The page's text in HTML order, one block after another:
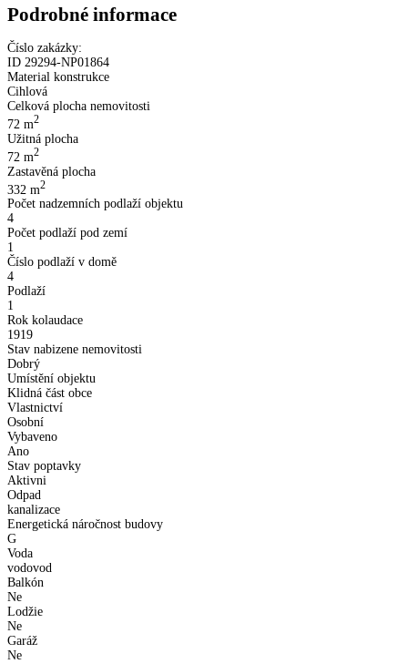
Podrobné informace
Číslo zakázky:
ID 29294-NP01864
Material konstrukce
Cihlová
Celková plocha nemovitosti
72 m2
Užitná plocha
72 m2
Zastavěná plocha
332 m2
Počet nadzemních podlaží objektu
4
Počet podlaží pod zemí
1
Číslo podlaží v domě
4
Podlaží
1
Rok kolaudace
1919
Stav nabizene nemovitosti
Dobrý
Umístění objektu
Klidná část obce
Vlastnictví
Osobní
Vybaveno
Ano
Stav poptavky
Aktivni
Odpad
kanalizace
Energetická náročnost budovy
G
Voda
vodovod
Balkón
Ne
Lodžie
Ne
Garáž
Ne